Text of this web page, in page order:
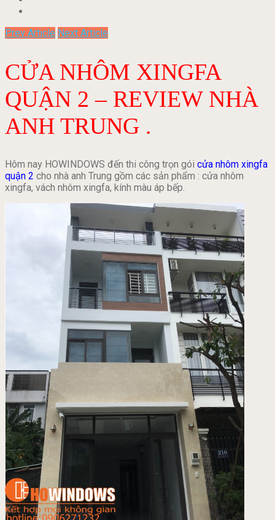
Prev Article Next Article
CỬA NHÔM XINGFA
QUẬN 2 – REVIEW NHÀ
ANH TRUNG .
Hôm nay HOWINDOWS đến thi công trọn gói cửa nhôm xingfa
quận 2 cho nhà anh Trung gồm các sản phẩm : cửa nhôm
xingfa, vách nhôm xingfa, kính màu áp bếp.